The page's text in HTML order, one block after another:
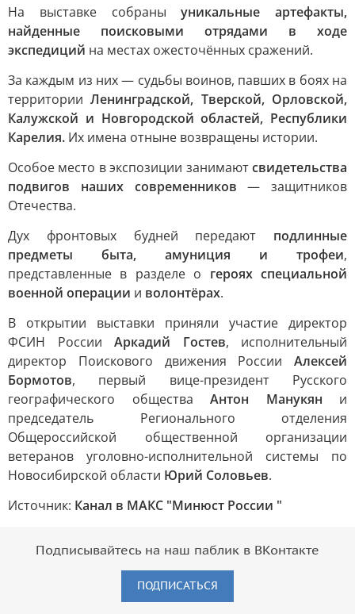
На выставке собраныуникальные артефакты,
найденные поисковыми отрядами в ходе
экспедиций на местах ожесточённых сражений.
За каждым из них — судьбы воинов, павших в боях на
территорииЛенинградской, Тверской, Орловской,
Калужской и Новгородской областей, Республики
Карелия. Их имена отныне возвращены истории.
Особое место в экспозиции занимаютсвидетельства
подвигов наших современников — защитников
Отечества.
Дух фронтовых будней передают подлинные
предметы быта, амуниция и трофеи,
представленные в разделе о героях специальной
военной операции и волонтёрах.
В открытии выставки приняли участие директор
ФСИН России Аркадий Гостев, исполнительный
директор Поискового движения России Алексей
Бормотов, первый вице-президент Русского
географического общества Антон Манукян и
председатель Регионального отделения
Общероссийской общественной организации
ветеранов уголовно-исполнительной системы по
Новосибирской области Юрий Соловьев.
Источник: Канал в МАКС "Минюст России "
Подписывайтесь на наш паблик в ВКонтакте
ПОДПИСАТЬСЯ